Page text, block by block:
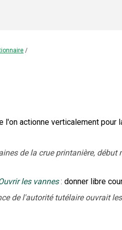
/
l'on actionne verticalement pour
de la crue printanière,
les vannes : donner libre
de l'autorité tutélaire ouvrait